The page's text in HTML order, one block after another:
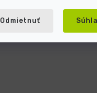
Odmietnuť